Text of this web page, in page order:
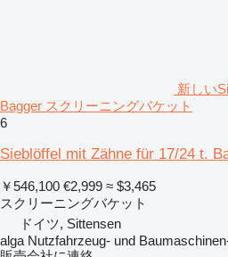
新しい
Bagger スクリーニングバケット
6
Sieblöffel mit Zähne für 17/24 t.
￥546,100 €2,999 ≈ $3,465
スクリーニングバケット
ドイツ, Sittensen
alga Nutzfahrzeug- und